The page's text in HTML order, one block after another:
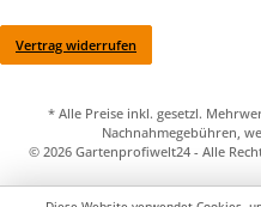
Vertrag widerrufen
* Alle Preise inkl. gesetzl.
Nachnahmegebühren,
© 2026 Gartenprofiwelt24 - Alle